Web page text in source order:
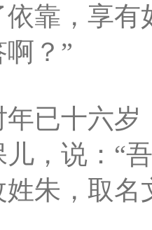
依靠，享有
？”
年已十六岁
，说：“
姓朱，取名